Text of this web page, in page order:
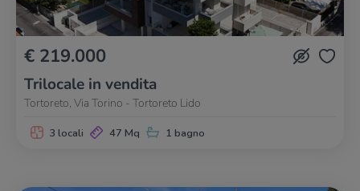
€ 219.000
Trilocale in vendita
Tortoreto, Via Torino - Tortoreto Lido
3 locali 47 Mq 1 bagno